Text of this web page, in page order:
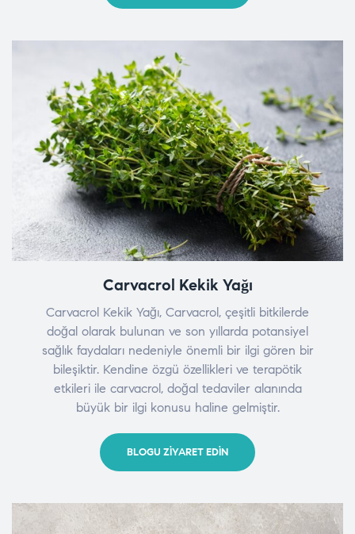
Carvacrol Kekik Yağı
Carvacrol Kekik Yağı, Carvacrol, çeşitli bitkilerde
doğal olarak bulunan ve son yıllarda potansiyel
sağlık faydaları nedeniyle önemli bir ilgi gören bir
bileşiktir. Kendine özgü özellikleri ve terapötik
etkileri ile carvacrol, doğal tedaviler alanında
büyük bir ilgi konusu haline gelmiştir.
BLOGU ZIYARET EDIN